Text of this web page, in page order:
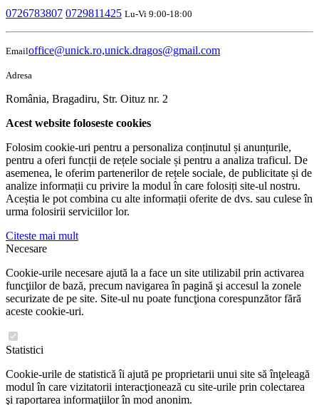
0726783807 0729811425 Lu-Vi 9:00-18:00
Emailoffice@unick.ro,unick.dragos@gmail.com
Adresa
România, Bragadiru, Str. Oituz nr. 2
Acest website foloseste cookies
Folosim cookie-uri pentru a personaliza conținutul și anunțurile,
pentru a oferi funcții de rețele sociale și pentru a analiza traficul. De
asemenea, le oferim partenerilor de rețele sociale, de publicitate și de
analize informații cu privire la modul în care folosiți site-ul nostru.
Aceștia le pot combina cu alte informații oferite de dvs. sau culese în
urma folosirii serviciilor lor.
Citeste mai mult
Necesare
Cookie-urile necesare ajută la a face un site utilizabil prin activarea
funcţiilor de bază, precum navigarea în pagină şi accesul la zonele
securizate de pe site. Site-ul nu poate funcţiona corespunzător fără
aceste cookie-uri.
Statistici
Cookie-urile de statistică îi ajută pe proprietarii unui site să înţeleagă
modul în care vizitatorii interacţionează cu site-urile prin colectarea
şi raportarea informaţiilor în mod anonim.